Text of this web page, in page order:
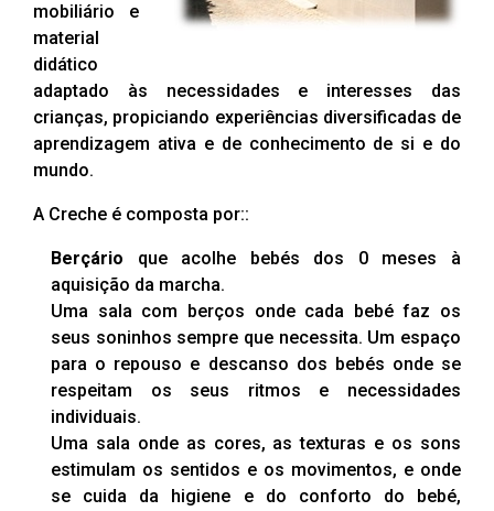
mobiliário e
material
didático
adaptado às necessidades e interesses das
crianças, propiciando experiências diversificadas de
aprendizagem ativa e de conhecimento de si e do
mundo.
A Creche é composta por::
Berçário que acolhe bebés dos 0 meses à
aquisição da marcha.
Uma sala com berços onde cada bebé faz os
seus soninhos sempre que necessita. Um espaço
para o repouso e descanso dos bebés onde se
respeitam os seus ritmos e necessidades
individuais.
Uma sala onde as cores, as texturas e os sons
estimulam os sentidos e os movimentos, e onde
se cuida da higiene e do conforto do bebé,